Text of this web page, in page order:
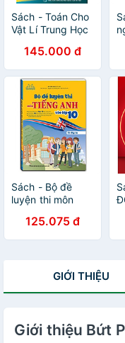
Sách - Toán Cho
Vật Lí Trung Học
Chuyên (Theo
Chương Trình
GDPT Mới)
145.000 đ
Sách - Bộ đề
luyện thi môn
10 (bìa mềm)
125.075 đ
GIỚI THIỆU
Giới thiệu Bứt